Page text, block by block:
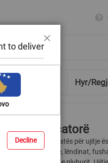
& Këshilla Hyr/
Sprucatorë
Një spërkatës për ujitje
bujqësore, lëndinat,
to deliver
Decline